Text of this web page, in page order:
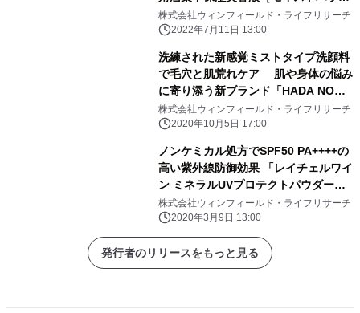
スセラム］発売
株式会社ウィンフィールド・ライフリサーチ
2022年7月11日 13:00
洗練された新感覚ミストタイプ洗顔料
で毛穴と肌荒れケア 肌や身体の悩み
に寄り添う新ブランド「HADA NO
KOE」誕生
株式会社ウィンフィールド・ライフリサーチ
2020年10月5日 17:00
ノンケミカル処方でSPF50 PA++++の
高い紫外線防御効果 「レイチェルワイ
ン ミネラルUVプロテクトパウダー」
3月10日(火)に登場
株式会社ウィンフィールド・ライフリサーチ
2020年3月9日 13:00
発行者のリリースをもっと見る